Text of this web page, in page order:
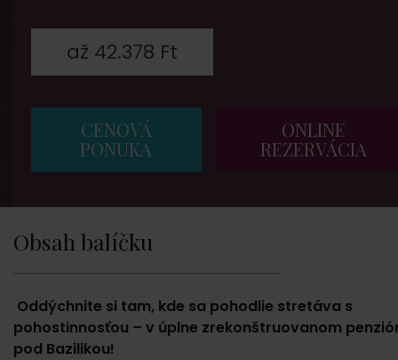
až 42.378 Ft
CENOVÁ
PONUKA
ONLINE
REZERVÁCIA
Obsah balíčku
Oddýchnite si tam, kde sa pohodlie stretáva s
pohostinnosťou – v úplne zrekonštruovanom
pod Bazilikou!